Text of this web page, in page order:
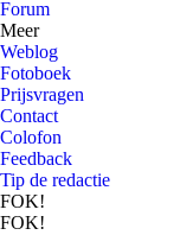
Forum
Meer
Weblog
Fotoboek
Prijsvragen
Contact
Colofon
Feedback
Tip de redactie
FOK!
FOK!